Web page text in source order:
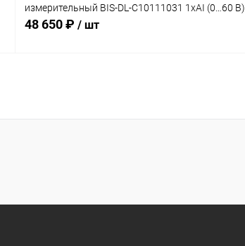
измерительный BIS-DL-C10111031 1хAI (0…60 В)
48 650 ₽ / шт
Купить в 1 клик Сравнение